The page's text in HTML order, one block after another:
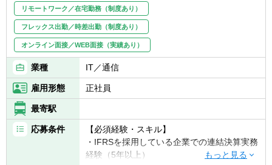
リモートワーク／在宅勤務（制度あり）
フレックス出勤／時差出勤（制度あり）
オンライン面接／WEB面接（実績あり）
業種 IT／通信
雇用形態 正社員
最寄駅
応募条件
【必須経験・スキル】
・IFRSを採用している企業での連結決算実務
経験（5年以上）